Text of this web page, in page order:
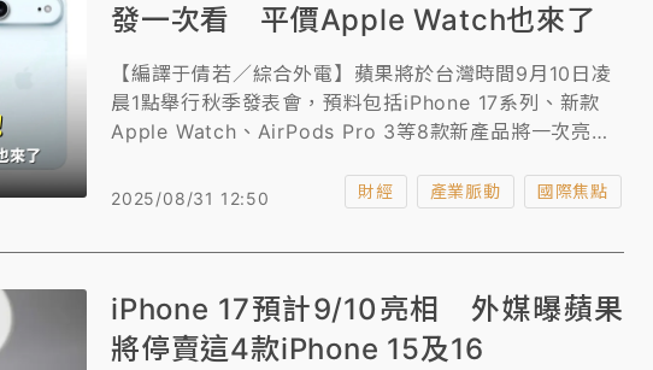
發一次看 平價Apple Watch也來了
【編譯于倩若／綜合外電】蘋果將於台灣時間9月10日凌
晨1點舉行秋季發表會，預料包括iPhone 17系列、新款
Apple Watch、AirPods Pro 3等8款新產品將一次亮
2025/08/31 12:50 財經 產業脈動 國際焦點
iPhone 17預計9/10亮相 外媒曝蘋果
將停賣這4款iPhone 15及16